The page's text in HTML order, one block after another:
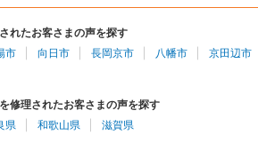
れたお客さまの声を探す
市
向日市 長岡京市 八幡市 京田辺市
修理されたお客さまの声を探す
県
和歌山県 滋賀県